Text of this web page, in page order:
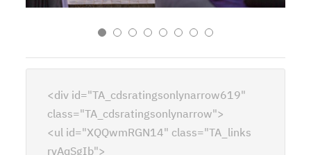
<div id="TA_cdsratingsonlynarrow619"
class="TA_cdsratingsonlynarrow">
<ul id="XQQwmRGN14" class="TA_links